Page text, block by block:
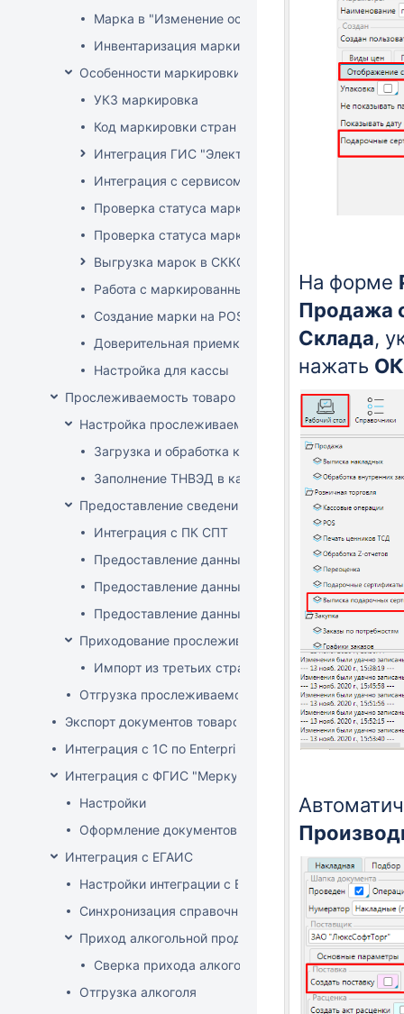
Марка в "Изменение остатков"
Инвентаризация маркированного товара
Особенности маркировки РБ
УКЗ маркировка
Код маркировки стран ЕАЭС
Интеграция ГИС "Электронный Знак"
Интеграция с сервисом "Цифровой помощник
Проверка статуса марки на ТСД
Проверка статуса марки на приходе
Выгрузка марок в СККО при реализации без
Работа с маркированным товаром на POS
Создание марки на POS
Доверительная приемка маркированного
Настройка для кассы
Прослеживаемость товаров
Настройка прослеживаемости
Загрузка и обработка кодов ТН ВЭД
Заполнение ТНВЭД в карточке товара
Предоставление сведений о прослеживаемых
Интеграция с ПК СПТ
Предоставление данных по остаткам
Предоставление данных о ввозе
Предоставление данных о произведенных
Приходование прослеживаемого товара
Импорт из третьих стран (не ЕАЭС)
Отгрузка прослеживаемого товара
Экспорт документов товародвижения
Интеграция с 1С по EnterpriseData
Интеграция с ФГИС "Меркурий"
Настройки
Оформление документов с ВСД
Интеграция с ЕГАИС
Настройки интеграции с ЕГАИС
Синхронизация справочников
Приход алкогольной продукции
Сверка прихода алкоголя на ТСД
Отгрузка алкоголя
На форме
Продажа
Склада,
нажать ОК